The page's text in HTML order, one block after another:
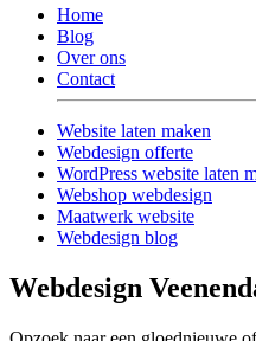
Home
Blog
Over ons
Contact
Website laten maken
Webdesign offerte
WordPress website laten
Webshop webdesign
Maatwerk website
Webdesign blog
Webdesign